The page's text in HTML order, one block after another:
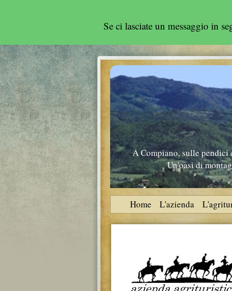
Se ci lasciate un messaggio in
A Compiano, sulle pendici
Un'oasi di
Home L'azienda